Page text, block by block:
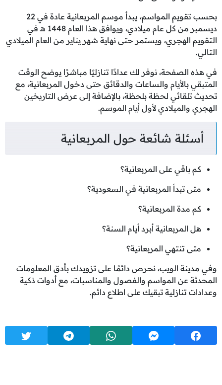
بحسب تقويم المواسم، يبدأ موسم المربعانية عادة في 22
ديسمبر من كل عام ميلادي، ويوافق هذا العام 1448 هـ في
التقويم الهجري، ويستمر حتى نهاية شهر يناير من العام الميلادي
التالي.
في هذه الصفحة، نوفر لك عدادًا تنازليًا مباشرًا يوضح الوقت
المتبقي بالأيام والساعات والدقائق حتى دخول المربعانية، مع
تحديث تلقائي لحظة بلحظة، بالإضافة إلى عرض التاريخين
الهجري والميلادي لأول أيام الموسم.
أسئلة شائعة حول المربعانية
كم باقي على المربعانية؟
متى تبدأ المربعانية في السعودية؟
كم مدة المربعانية؟
هل المربعانية أبرد أيام السنة؟
متى تنتهي المربعانية؟
وفي مدينة الويب، نحرص دائمًا على تزويدك بأدق المعلومات
المحدثة عن المواسم والفصول والمناسبات، مع أدوات ذكية
وعدادات تنازلية تبقيك على اطلاع دائم.